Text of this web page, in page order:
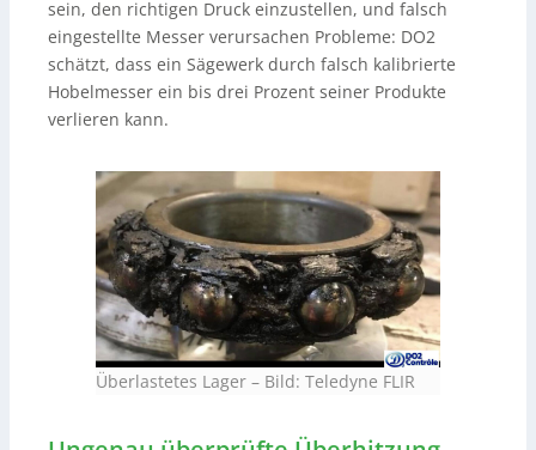
sein, den richtigen Druck einzustellen, und falsch
eingestellte Messer verursachen Probleme: DO2
schätzt, dass ein Sägewerk durch falsch kalibrierte
Hobelmesser ein bis drei Prozent seiner Produkte
verlieren kann.
Überlastetes Lager – Bild: Teledyne FLIR